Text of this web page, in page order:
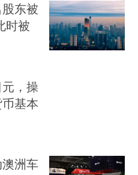
股东被
时被
，操
基本
洲车